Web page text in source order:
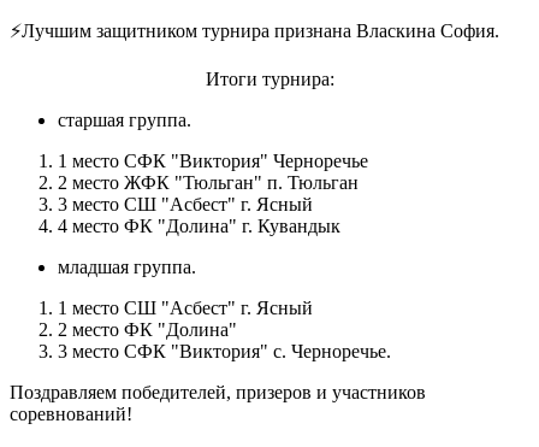
⚡Лучшим защитником турнира признана Власкина София.
Итоги турнира:
старшая группа.
1 место СФК "Виктория" Черноречье
2 место ЖФК "Тюльган" п. Тюльган
3 место СШ "Асбест" г. Ясный
4 место ФК "Долина" г. Кувандык
младшая группа.
1 место СШ "Асбест" г. Ясный
2 место ФК "Долина"
3 место СФК "Виктория" с. Черноречье.
Поздравляем победителей, призеров и участников
соревнований!